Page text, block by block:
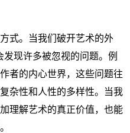
式。当我们破开艺术的外
现许多被忽视的问题。例
者的内心世界，这些问题往
杂性和人性的多样性。当我
理解艺术的真正价值，也能